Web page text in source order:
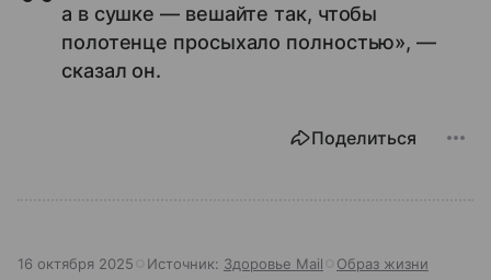
а в сушке — вешайте так, чтобы
полотенце просыхало полностью», —
сказал он.
Поделиться
16 октября 2025 Источник: Здоровье Mail Образ жизни